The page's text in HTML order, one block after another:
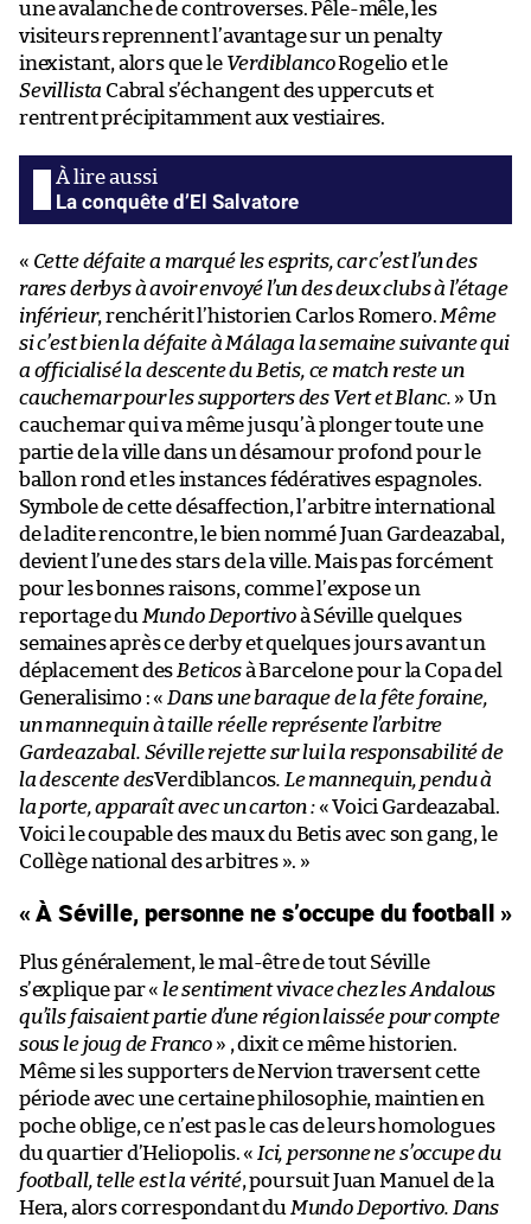
une avalanche de controverses. Pêle-mêle, les
visiteurs reprennent l’avantage sur un penalty
inexistant, alors que le VerdiblancoRogelio et le
Sevillista Cabral s’échangent des uppercuts et
rentrent précipitamment aux vestiaires.
La conquête d’El Salvatore
« Cette défaite a marqué les esprits, car c’est l’un des
rares derbys à avoir envoyé l’un des deux clubs à l’étage
inférieur, renchérit l’historien Carlos Romero. Même
si c’est bien la défaite à Málaga la semaine suivante qui
a officialisé la descente du Betis, ce match reste un
cauchemar pour les supporters des Vert et Blanc. » Un
cauchemar qui va même jusqu’à plonger toute une
partie de la ville dans un désamour profond pour le
ballon rond et les instances fédératives espagnoles.
Symbole de cette désaffection, l’arbitre international
de ladite rencontre, le bien nommé Juan Gardeazabal,
devient l’une des stars de la ville. Mais pas forcément
pour les bonnes raisons, comme l’expose un
reportage du Mundo Deportivoà Séville quelques
semaines après ce derby et quelques jours avant un
déplacement des Beticosà Barcelone pour la Copa del
Generalisimo : « Dans une baraque de la fête foraine,
un mannequin à taille réelle représente l’arbitre
Gardeazabal. Séville rejette sur lui la responsabilité de
la descente desVerdiblancos. Le mannequin, pendu à
la porte, apparaît avec un carton :« Voici Gardeazabal.
Voici le coupable des maux du Betis avec son gang, le
Collège national des arbitres ». »
« À Séville, personne ne s’occupe du football »
Plus généralement, le mal-être de tout Séville
s’explique par « le sentiment vivace chez les Andalous
qu’ils faisaient partie d’une région laissée pour compte
sous le joug de Franco » , dixit ce même historien.
Même si les supporters de Nervion traversent cette
période avec une certaine philosophie, maintien en
poche oblige, ce n’est pas le cas de leurs homologues
du quartier d’Heliopolis. « Ici, personne ne s’occupe du
football, telle est la vérité, poursuit Juan Manuel de la
Hera, alors correspondant du Mundo Deportivo. Dans